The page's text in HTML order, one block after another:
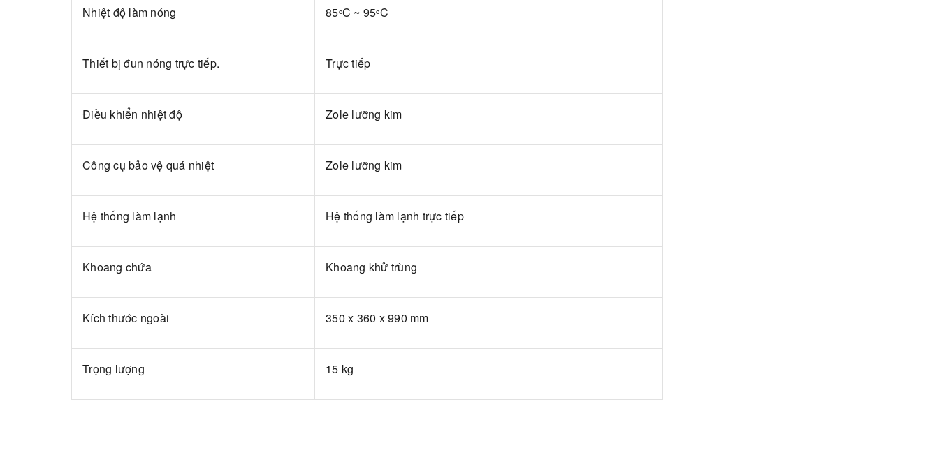
Nhiệt độ làm nóng 85oC ~ 95oC
Thiết bị đun nóng trực tiếp. Trực tiếp
Điều khiển nhiệt độ Zole lưỡng kim
Công cụ bảo vệ quá nhiệt Zole lưỡng kim
Hệ thống làm lạnh Hệ thống làm lạnh trực tiếp
Khoang chứa Khoang khử trùng
Kích thước ngoài 350 x 360 x 990 mm
Trọng lượng 15 kg